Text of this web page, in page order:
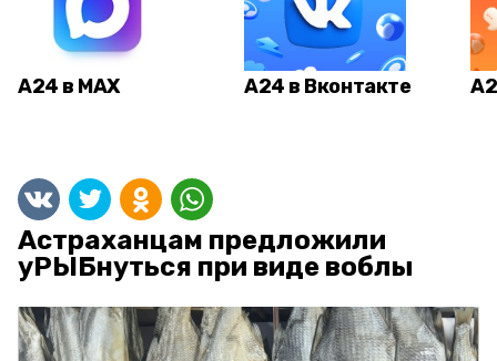
А24 в MAX А24 в Вконтакте
Астраханцам предложили
уРЫБнуться при виде воблы